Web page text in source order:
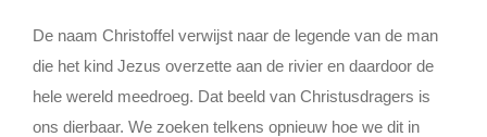
De naam Christoffel verwijst naar de legende van de man
die het kind Jezus overzette aan de rivier en daardoor de
hele wereld meedroeg. Dat beeld van Christusdragers is
ons dierbaar. We zoeken telkens opnieuw hoe we dit in